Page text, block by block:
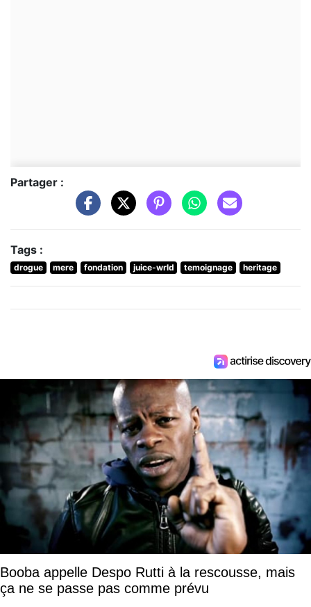
Partager :
Tags :
drogue mere fondation juice-wrld temoignage heritage
Booba appelle Despo Rutti à la rescousse, mais
ça ne se passe pas comme prévu